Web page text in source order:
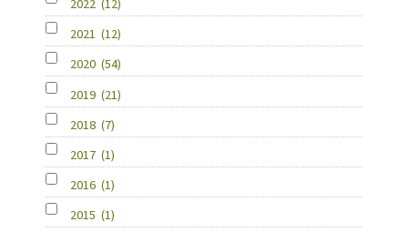
2022 (12)
2021 (12)
2020 (54)
2019 (21)
2018 (7)
2017 (1)
2016 (1)
2015 (1)